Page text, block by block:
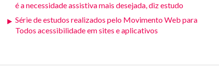
é a necessidade assistiva mais desejada, diz estudo
Série de estudos realizados pelo Movimento Web para
Todos acessibilidade em sites e aplicativos